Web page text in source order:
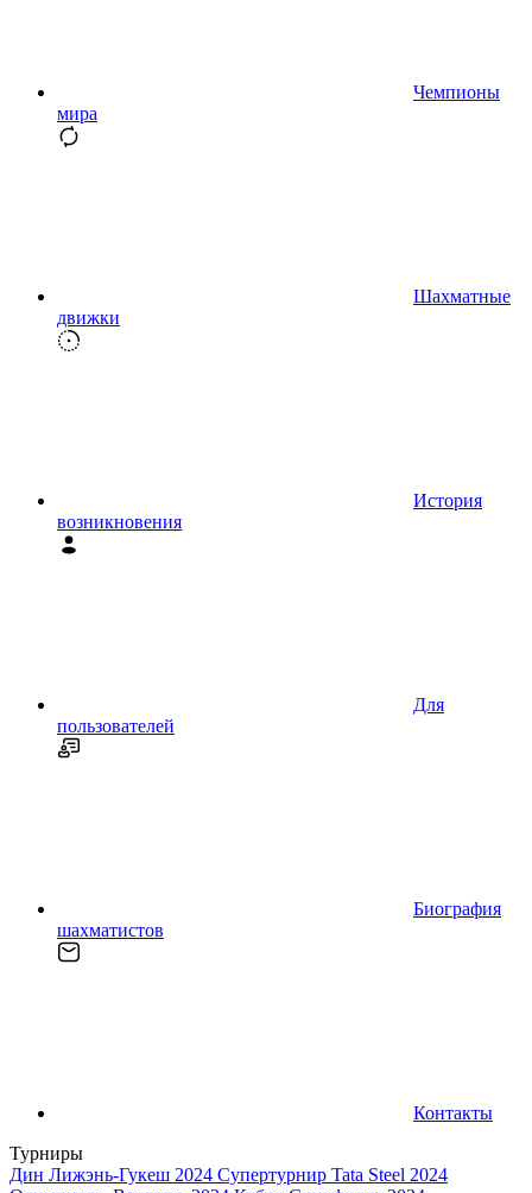
Чемпионы
мира
Шахматные
движки
История
возникновения
Для
пользователей
Биография
шахматистов
Контакты
Турниры
Дин Лижэнь-Гукеш 2024 Супертурнир Tata Steel 2024